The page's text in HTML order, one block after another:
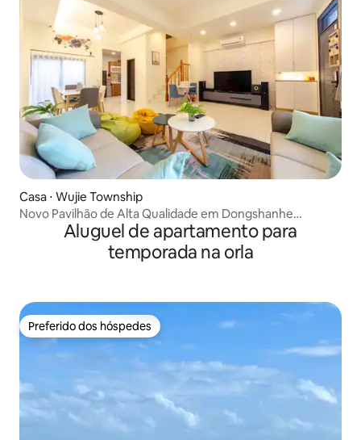
Casa ⋅ Wujie Township
Novo Pavilhão de Alta Qualidade em Dongshanhe
(Pousada Lejian Dongshan)
Aluguel de apartamento para
temporada na orla
Preferido dos hóspedes
Preferido dos hóspedes